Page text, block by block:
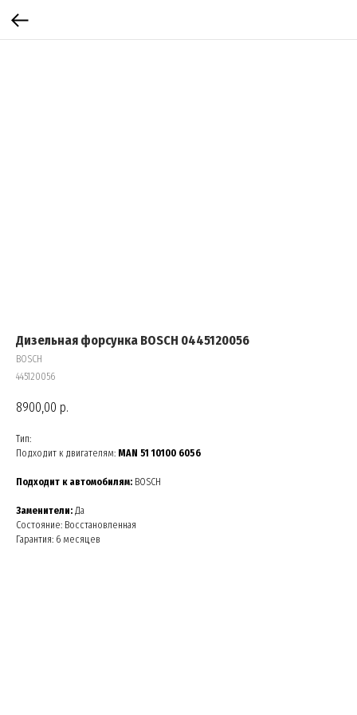
Дизельная форсунка BOSCH 0445120056
BOSCH
445120056
8900,00 р.
Тип:
Подходит к двигателям: MAN 51 10100 6056
Подходит к автомобилям: BOSCH
Заменители: Да
Состояние: Восстановленная
Гарантия: 6 месяцев